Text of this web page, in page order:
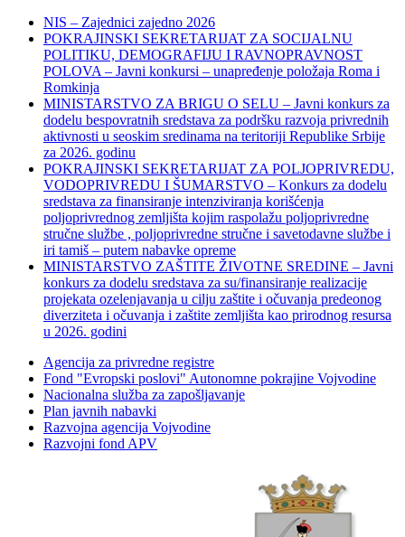
NIS – Zajednici zajedno 2026
POKRAJINSKI SEKRETARIJAT ZA SOCIJALNU
POLITIKU, DEMOGRAFIJU I RAVNOPRAVNOST
POLOVA – Javni konkursi – unapređenje položaja Roma i
Romkinja
MINISTARSTVO ZA BRIGU O SELU – Javni konkurs za
dodelu bespovratnih sredstava za podršku razvoja privrednih
aktivnosti u seoskim sredinama na teritoriji Republike Srbije
za 2026. godinu
POKRAJINSKI SEKRETARIJAT ZA POLJOPRIVREDU,
VODOPRIVREDU I ŠUMARSTVO – Konkurs za dodelu
sredstava za finansiranje intenziviranja korišćenja
poljoprivrednog zemljišta kojim raspolažu poljoprivredne
stručne službe , poljoprivredne stručne i savetodavne službe i
iri tamiš ‒ putem nabavke opreme
MINISTARSTVO ZAŠTITE ŽIVOTNE SREDINE – Javni
konkurs za dodelu sredstava za su/finansiranje realizacije
projekata ozelenjavanja u cilju zaštite i očuvanja predeonog
diverziteta i očuvanja i zaštite zemljišta kao prirodnog resursa
u 2026. godini
Agencija za privredne registre
Fond "Evropski poslovi" Autonomne pokrajine Vojvodine
Nacionalna služba za zapošljavanje
Plan javnih nabavki
Razvojna agencija Vojvodine
Razvojni fond APV